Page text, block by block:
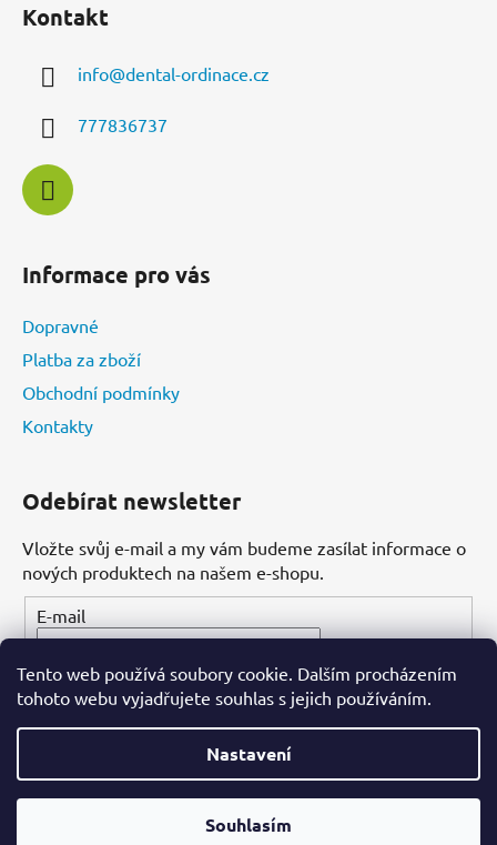
Tento web používá soubory cookie. Dalším procházením
tohoto webu vyjadřujete souhlas s jejich používáním.
Nastavení
Souhlasím
Kontakt
info@dental-ordinace.cz
777836737
Informace pro vás
Dopravné
Platba za zboží
Obchodní podmínky
Kontakty
Odebírat newsletter
Vložte svůj e-mail a my vám budeme zasílat informace o
nových produktech na našem e-shopu.
E-mail
PŘIHLÁSIT SE
Vytvořil Shoptet
Dental-ordinace.cz